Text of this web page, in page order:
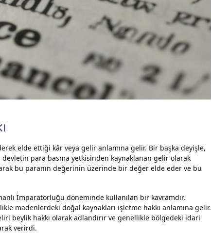
elde ettiği kâr veya gelir anlamına gelir. Bir başka deyişle,
para basma yetkisinden kaynaklanan gelir olarak
bu paranın değerinin üzerinde bir değer elde eder ve bu
İmparatorluğu döneminde kullanılan bir kavramdır.
madenlerdeki doğal kaynakları işletme hakkı anlamına gelir.
beylik hakkı olarak adlandırır ve genellikle bölgedeki idari
verirdi.